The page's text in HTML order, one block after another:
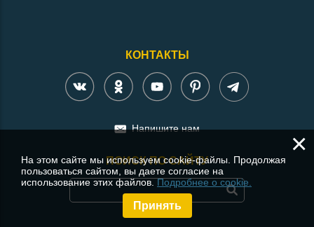
КОНТАКТЫ
Напишите нам
ПОИСК ПО САЙТУ
×
На этом сайте мы используем cookie-файлы. Продолжая
пользоваться сайтом, вы даете согласие на
использование этих файлов.Подробнее о cookie.
Принять